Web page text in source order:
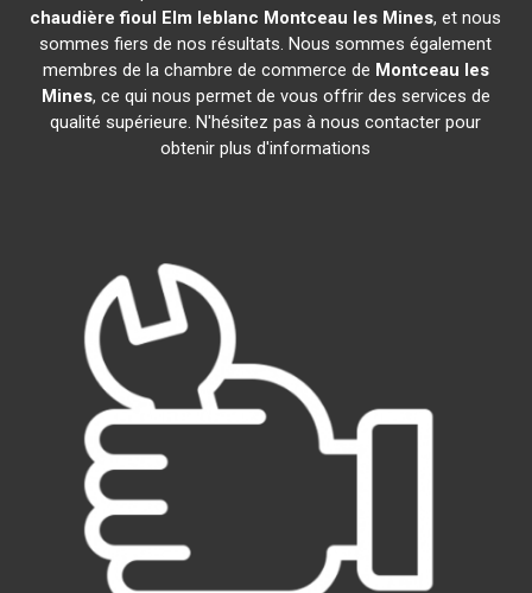
chaudière fioul Elm leblanc Montceau les Mines, et nous
sommes fiers de nos résultats. Nous sommes également
membres de la chambre de commerce de Montceau les
Mines, ce qui nous permet de vous offrir des services de
qualité supérieure. N'hésitez pas à nous contacter pour
obtenir plus d'informations